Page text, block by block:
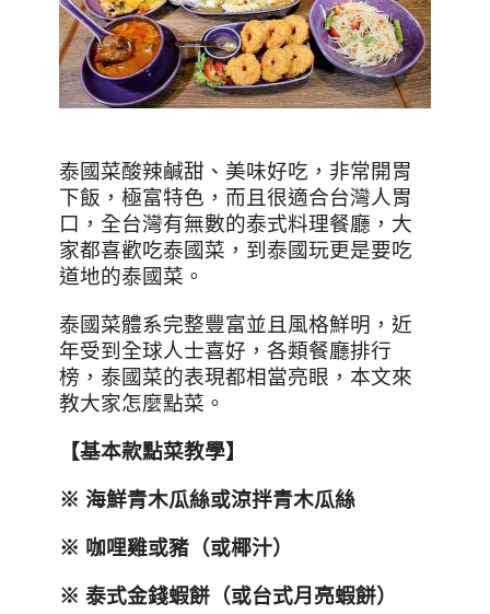
泰國菜酸辣鹹甜、美味好吃，非常開胃
下飯，極富特色，而且很適合台灣人胃
口，全台灣有無數的泰式料理餐廳，大
家都喜歡吃泰國菜，到泰國玩更是要吃
道地的泰國菜。
泰國菜體系完整豐富並且風格鮮明，近
年受到全球人士喜好，各類餐廳排行
榜，泰國菜的表現都相當亮眼，本文來
教大家怎麼點菜。
【基本款點菜教學】
※ 海鮮青木瓜絲或涼拌青木瓜絲
※ 咖哩雞或豬（或椰汁）
※ 泰式金錢蝦餅（或台式月亮蝦餅）